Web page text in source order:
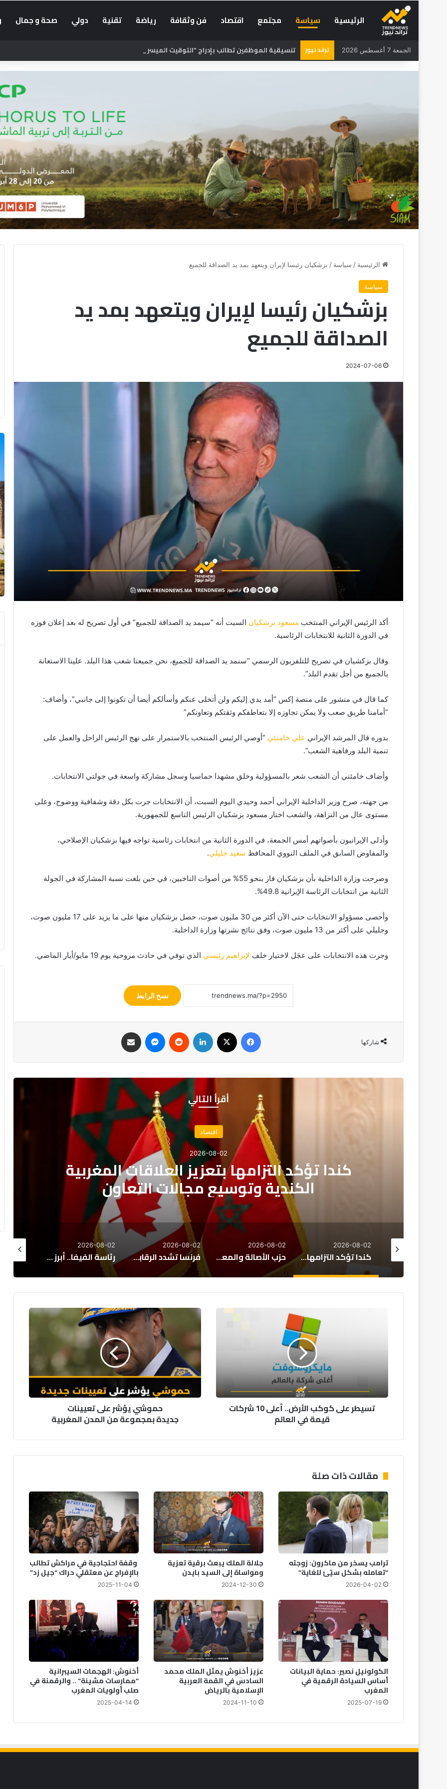
الرئيسية سياسة مجتمع اقتصاد فن وثقافة رياضة تقنية دولي صحة و جمال
الجمعة 7 أغسطس 2026 تراند نيوز تنسيقية الموظفين تطالب بإدراج “التوقيت الميسر” في الحوار الاجتماعي
الرئيسية / سياسة / بزشكيان رئيسا لإيران ويتعهد بمد يد الصداقة للجميع
سياسة
بزشكيان رئيسا لإيران ويتعهد بمد يد
الصداقة للجميع
2024-07-06
أكد الرئيس الإيراني المنتخب مسعود بزشكيان السبت أنه “سيمد يد الصداقة للجميع” في أول تصريح له بعد إعلان فوزه
في الدورة الثانية للانتخابات الرئاسية.
وقال بزكشيان في تصريح للتلفزيون الرسمي “سنمد يد الصداقة للجميع، نحن جميعنا شعب هذا البلد. علينا الاستعانة
بالجميع من أجل تقدم البلد”.
كما قال في منشور على منصة إكس “أمد يدي إليكم ولن أتخلى عنكم وأسألكم أيضا أن تكونوا إلى جانبي”، وأضاف:
“أمامنا طريق صعب ولا يمكن تجاوزه إلا بتعاطفكم وثقتكم وتعاونكم”
بدوره قال المرشد الإيراني علي خامنئي “أوصي الرئيس المنتخب بالاستمرار على نهج الرئيس الراحل والعمل على
تنمية البلد ورفاهية الشعب”.
وأضاف خامئني أن الشعب شعر بالمسؤولية وخلق مشهدا حماسيا وسجل مشاركة واسعة في جولتي الانتخابات.
من جهته، صرح وزير الداخلية الإيراني أحمد وحيدي اليوم السبت، أن الانتخابات جرت بكل دقة وشفافية ووضوح، وعلى
مستوى عال من النزاهة، والشعب اختار مسعود بزشكيان الرئيس التاسع للجمهورية.
وأدلى الإيرانيون بأصواتهم أمس الجمعة، في الدورة الثانية من انتخابات رئاسية تواجه فيها بزشكيان الإصلاحي،
والمفاوض السابق في الملف النووي المحافظ سعيد جليلي.
وصرحت وزارة الداخلية بأن بزشكيان فاز بنحو 55% من أصوات الناخبين، في حين بلغت نسبة المشاركة في الجولة
الثانية من انتخابات الرئاسة الإيرانية 49.8%.
وأحصى مسؤولو الانتخابات حتى الآن أكثر من 30 مليون صوت، حصل بزشكيان منها على ما يزيد على 17 مليون صوت،
وجليلي على أكثر من 13 مليون صوت، وفق نتائج نشرتها وزارة الداخلية.
وجرت هذه الانتخابات على عجَل لاختيار خلف لإبراهيم رئيسي الذي توفي في حادث مروحية يوم 19 مايو/أيار الماضي.
نسخ الرابط
شاركها
فيسبوك لينكدإن ماسنجر
أقرأ التالي
سياسة
2026-08-02
حزب الأصالة والمعاصرة يدعو إلى مقاربة شاملة
لمعالجة ملف الهجرة غير النظامية
كندا تؤكد التزامها بتعزيز العلاقات المغربية الكندية وتوسيع مجالات التعاون
2026-08-02
حزب الأصالة والمعاصرة يدعو إلى مقاربة شاملة لمعالجة ملف الهجرة غير النظامية
2026-08-02
فرنسا تشدد الرقابة على الاستثمارات الأجنبية
2026-08-02
رئاسة الفيفا.. أبرز المرشحين المحتملين لخلافة جياني إنفانتينو
2026-08-01
القصر الملكي الإسباني يعلق بقلق على أحداث سبتة المحتلة ويدعو لضمان الأمن
08-01
في
العالم
تسيطر على كوكب الأرض.. أعلى 10 شركات
قيمة في العالم
حموشي يؤشر
على تعيينات
جديدة بمجموعة
من المدن
المغربية
حموشي يؤشر على تعيينات
جديدة بمجموعة من المدن المغربية
مقالات ذات صلة
ترامب يسخر من ماكرون: زوجته
“تعامله بشكل سيّئ للغاية”
2026-04-02
جلالة الملك يبعث برقية تعزية
ومواساة إلى السيد بايدن
2024-12-30
وقفة احتجاجية في مراكش تطالب
بالإفراج عن معتقلي حراك “جيل زد”
2025-11-04
الكولونيل نصير: حماية البيانات
أساس السيادة الرقمية في
المغرب
2025-07-19
عزيز أخنوش يمثل الملك محمد
السادس في القمة العربية
الإسلامية بالرياض
2024-11-10
أخنوش: الهجمات السيبرانية
“ممارسات مشينة” .. والرقمنة في
صلب أولويات المغرب
2025-04-14